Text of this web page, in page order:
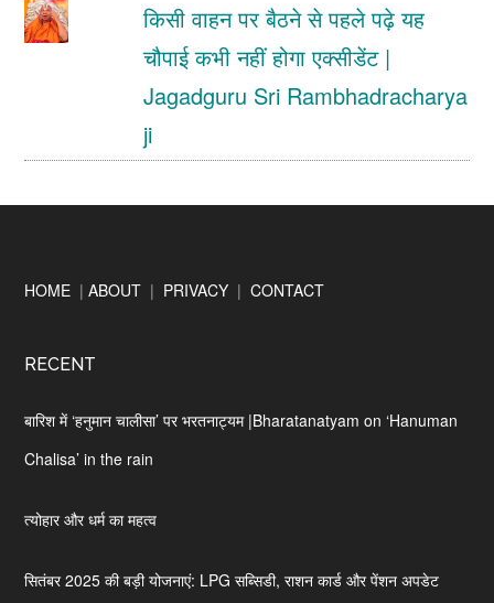
किसी वाहन पर बैठने से पहले पढ़े यह
चौपाई कभी नहीं होगा एक्सीडेंट |
Jagadguru Sri Rambhadracharya
ji
Footer
HOME |ABOUT | PRIVACY |CONTACT
RECENT
बारिश में ‘हनुमान चालीसा’ पर भरतनाट्यम |Bharatanatyam on ‘Hanuman
Chalisa’ in the rain
त्योहार और धर्म का महत्व
सितंबर 2025 की बड़ी योजनाएं: LPG सब्सिडी, राशन कार्ड और पेंशन अपडेट